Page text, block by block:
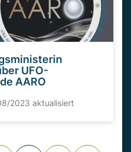
UFO-
AARO
2023 aktualisiert